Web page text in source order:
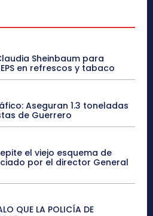
Sheinbaum para
en refrescos y tabaco
Aseguran 1.3 toneladas
de Guerrero
el viejo esquema de
por el director General
QUE LA POLICÍA DE